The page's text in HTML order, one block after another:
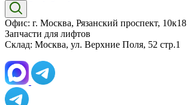
Офис: г. Москва, Рязанский проспект, 10к18
Запчасти для лифтов
Склад: Москва, ул. Верхние Поля, 52 стр.1